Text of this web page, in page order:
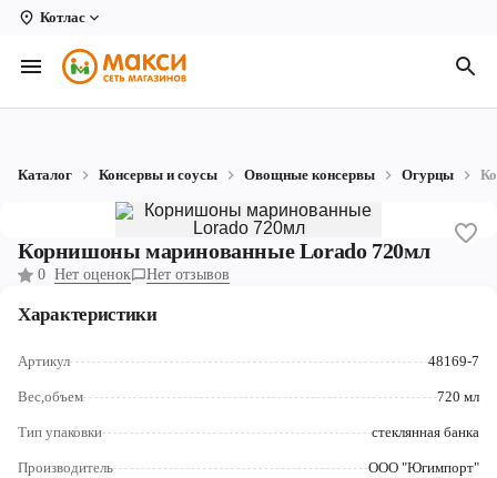
Котлас
Вологда
Архангельск
Коряжма
Котлас
Новодвинск
Северодвинск
Каталог Консервы и соусы Овощные консервы Огурцы
Корнишоны маринованные Lorado 720мл
0 Нет оценок Нет отзывов
Характеристики
Артикул 48169-7
Вес,объем 720 мл
Тип упаковки стеклянная банка
Производитель ООО "Югимпорт"